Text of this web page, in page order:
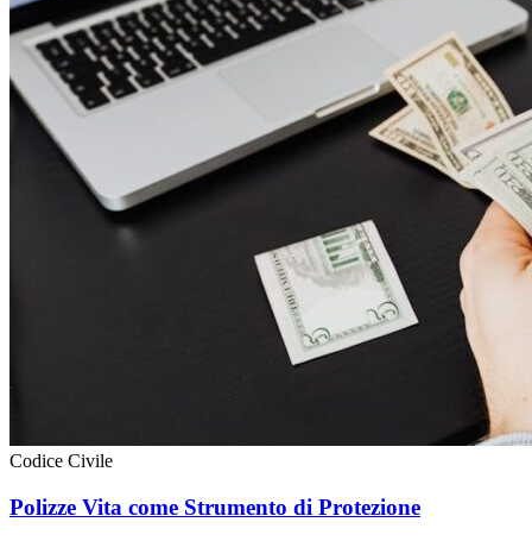
Codice Civile
Polizze Vita come Strumento di Protezione